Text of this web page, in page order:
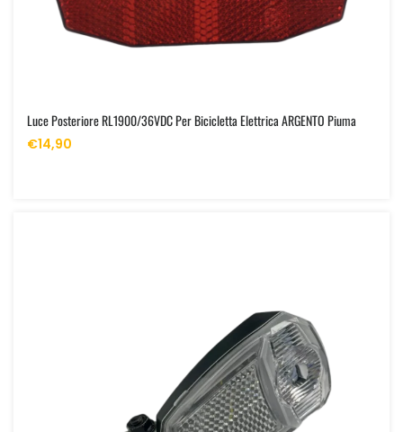
Luce Posteriore RL1900/36VDC Per Bicicletta Elettrica ARGENTO Piuma
€14,90